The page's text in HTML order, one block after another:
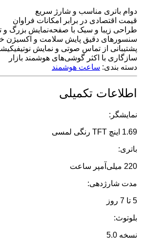
دوام باتری مناسب و شارژ سریع
قیمت اقتصادی در برابر امکانات فراوان
طراحی زیبا و سبک با صفحه‌نمایش بزرگ و
سنسورهای دقیق پایش سلامت و اکسیژن
پشتیبانی از تماس صوتی و نمایش
سازگاری با اکثر گوشی‌های هوشمند بازار
دسته بندی: ساعت هوشمند
اطلاعات تکمیلی
نمایشگر:
1.69 اینچ TFT رنگی لمسی
باتری:
220 میلی‌آمپر ساعت
مدت شارژدهی:
5 تا 7 روز
بلوتوث:
نسخه 5.0